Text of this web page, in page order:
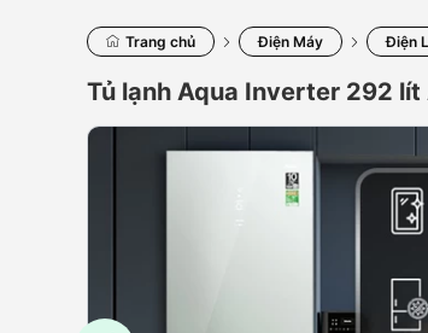
Trang chủ Điện Máy Điện
Tủ lạnh Aqua Inverter 292 lít